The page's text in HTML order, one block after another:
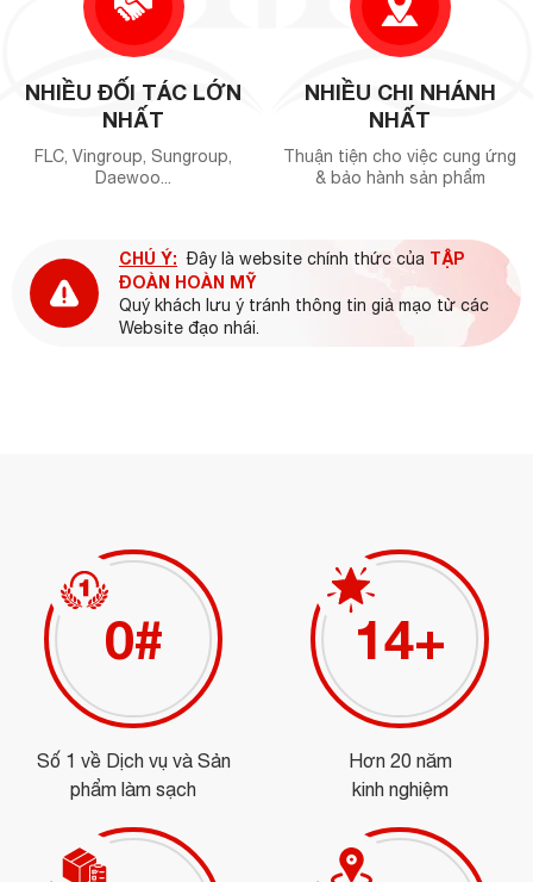
NHIỀU ĐỐI TÁC LỚN
NHẤT
FLC, Vingroup, Sungroup,
Daewoo...
NHIỀU CHI NHÁNH
NHẤT
Thuận tiện cho việc cung ứng
& bảo hành sản phẩm
CHÚ Ý: Đây là website chính thức của TẬP
ĐOÀN HOÀN MỸ
Quý khách lưu ý tránh thông tin giả mạo từ các
Website đạo nhái.
0#
Số 1 về Dịch vụ và Sản
phẩm làm sạch
15+
Hơn 20 năm
kinh nghiệm